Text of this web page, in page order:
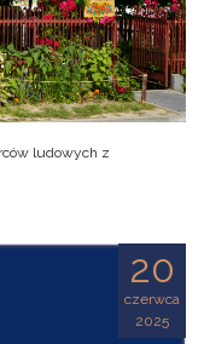
ludowych z
20
czerwca
2025